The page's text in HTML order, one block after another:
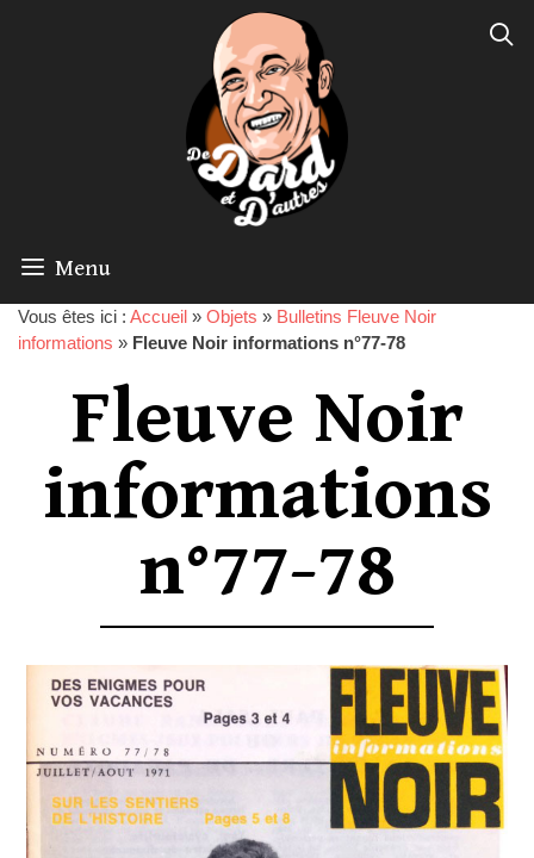
Menu
Vous êtes ici : Accueil » Objets » Bulletins Fleuve Noir
informations » Fleuve Noir informations n°77-78
Fleuve Noir
informations
n°77-78